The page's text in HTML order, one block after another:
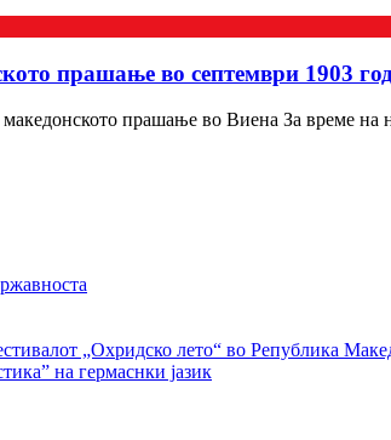
прашање во септември 1903
прашање во Виена За време на
„Охридско лето“ во Република
на гермаснки јазик